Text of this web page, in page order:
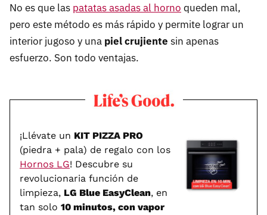
No es que las patatas asadas al horno queden mal,
pero este método es más rápido y permite lograr un
interior jugoso y una piel crujiente sin apenas
esfuerzo. Son todo ventajas.
¡Llévate un KIT PIZZA PRO
(piedra + pala) de regalo con los
Hornos LG! Descubre su
revolucionaria función de
limpieza, LG Blue EasyClean, en
tan solo 10 minutos, con vapor